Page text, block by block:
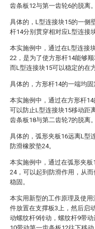
齿条板12与第一齿轮6的脱离。
具体的，L型连接块15的一侧
杆14分别贯穿相对应L型连接
本实施例中，通过在L型连接
22，是为了使方形杆14能够
而L型连接块15可以稳定的在
具体的，方形杆14的一端均固
本实施例中，通过在方形杆
可以防止L型连接块15移动距
齿条板18与第二齿轮7的脱离。
具体的，弧形夹板16远离L型
防滑橡胶垫24。
本实施例中，通过在弧形夹
24，可以起到防滑作用，从
稳固。
本实用新型的工作原理及使
件放置在支撑板3上，然后启
动螺纹杆9转动，螺纹杆9带